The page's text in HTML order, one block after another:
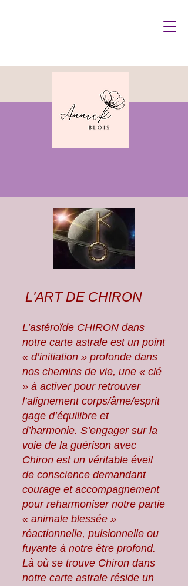
L'ART DE CHIRON
L’astéroïde CHIRON dans
notre carte astrale est un point
« d’initiation » profonde dans
nos chemins de vie, une « clé
» à activer pour retrouver
l’alignement corps/âme/esprit
gage d’équilibre et
d’harmonie. S’engager sur la
voie de la guérison avec
Chiron est un véritable éveil
de conscience demandant
courage et accompagnement
pour reharmoniser notre partie
« animale blessée »
réactionnelle, pulsionnelle ou
fuyante à notre être profond.
Là où se trouve Chiron dans
notre carte astrale réside un